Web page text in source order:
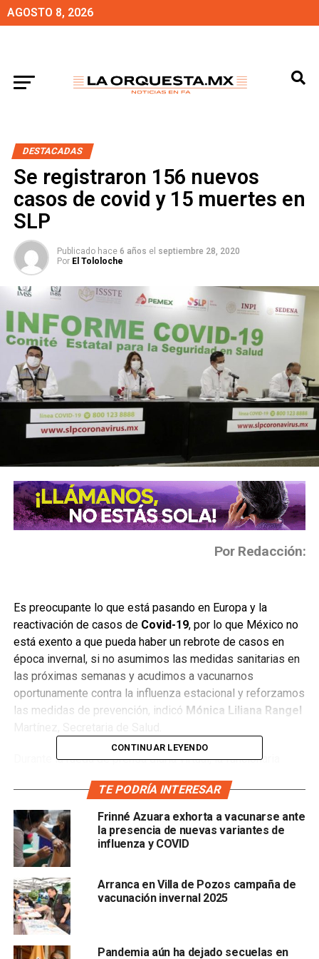
AGOSTO 8, 2026
DESTACADAS
Se registraron 156 nuevos
casos de covid y 15 muertes en
SLP
Publicado hace 6 años el septiembre 28, 2020
Por El Tololoche
Por Redacción:
Es preocupante lo que está pasando en Europa y la
reactivación de casos de Covid-19, por lo que México no
está exento a que pueda haber un rebrote de casos en
época invernal, si no asumimos las medidas sanitarias en
las próximas semanas y acudimos a vacunarnos
oportunamente contra la influenza estacional y reforzamos
las medidas de prevención, indicó Mónica Liliana Rangel
Durante la rueda de prensa diaria virtual, la funcionaria
tenemos junto a
Seguridad Públicaen donde medimos a
usuarios del transporte público, hemos detectado que
está bajando la presencia de personas que usan el
cubrebocas de un 85 por ciento a un 75 por ciento, lo que
no es nada promisorio porque son de las medidas que
nos ayudan a contener la dispersión del virus, hago un
llamado al uso obligatorio del cubrebocas sobretodo en
espacios cerrados”, agregó la titular de salud.
Mónica Rangel
dijo que se observa una meseta de casos
CONTINUAR LEYENDO
TE PODRÍA INTERESAR
Frinné Azuara exhorta a vacunarse ante
la presencia de nuevas variantes de
influenza y COVID
Arranca en Villa de Pozos campaña de
vacunación invernal 2025
Pandemia aún ha dejado secuelas en